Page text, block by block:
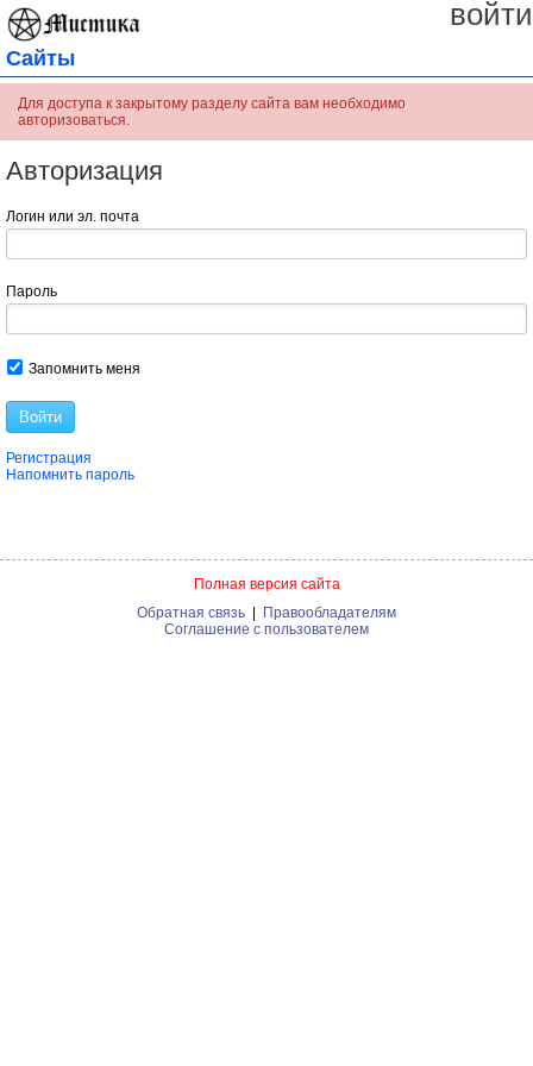
войти
Сайты
Для доступа к закрытому разделу сайта вам необходимо
авторизоваться.
Авторизация
Логин или эл. почта
Пароль
Запомнить меня
Войти
Регистрация
Напомнить пароль
Полная версия сайта
Обратная связь | Правообладателям
Соглашение с пользователем